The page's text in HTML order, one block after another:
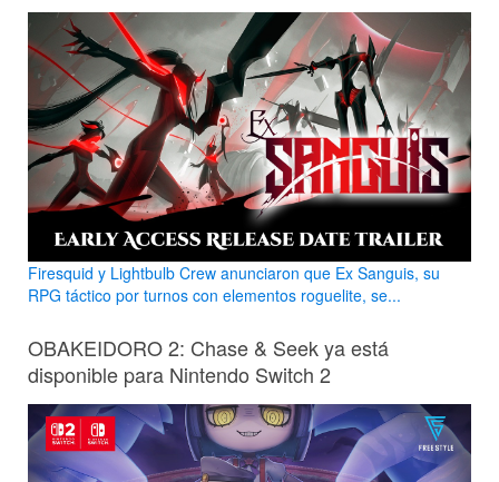
Firesquid y Lightbulb Crew anunciaron que Ex Sanguis, su
RPG táctico por turnos con elementos roguelite, se...
OBAKEIDORO 2: Chase & Seek ya está
disponible para Nintendo Switch 2